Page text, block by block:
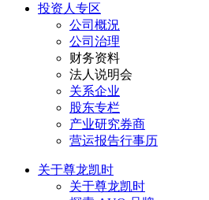
投资人专区
公司概況
公司治理
财务资料
法人说明会
关系企业
股东专栏
产业研究券商
营运报告行事历
关于尊龙凯时
关于尊龙凯时